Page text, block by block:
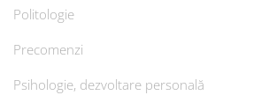
Politologie
Precomenzi
Psihologie, dezvoltare personală